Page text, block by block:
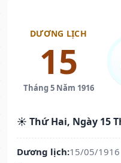
DƯƠNG LỊCH
15
Tháng 5 Năm 1916
☀️ Thứ Hai, Ngày 15
Dương lịch:15/05/1916